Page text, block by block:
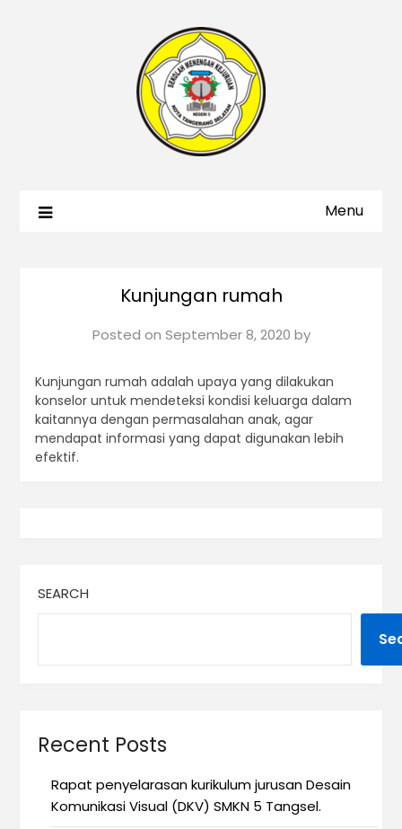
Menu
Kunjungan rumah
Posted on September 8, 2020 by
Kunjungan rumah adalah upaya yang dilakukan
konselor untuk mendeteksi kondisi keluarga dalam
kaitannya dengan permasalahan anak, agar
mendapat informasi yang dapat digunakan lebih
efektif.
SEARCH
Recent Posts
Rapat penyelarasan kurikulum jurusan Desain
Komunikasi Visual (DKV) SMKN 5 Tangsel.